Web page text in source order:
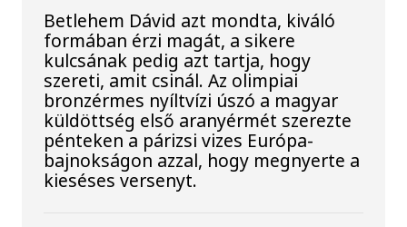
Betlehem Dávid azt mondta, kiváló
formában érzi magát, a sikere
kulcsának pedig azt tartja, hogy
szereti, amit csinál. Az olimpiai
bronzérmes nyíltvízi úszó a magyar
küldöttség első aranyérmét szerezte
pénteken a párizsi vizes Európa-
bajnokságon azzal, hogy megnyerte a
kieséses versenyt.